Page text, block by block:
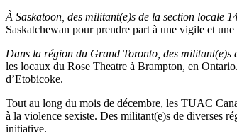
À Saskatoon, des militant(e)s de la section locale
Saskatchewan pour prendre part à une vigile et
Dans la région du Grand Toronto, des militant(e)s
les locaux du Rose Theatre à Brampton, en
d’Etobicoke.
Tout au long du mois de décembre, les TUAC
à la violence sexiste. Des militant(e)s de diverses
initiative.